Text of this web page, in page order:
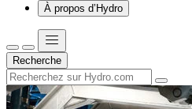
À propos d’Hydro
Recherche